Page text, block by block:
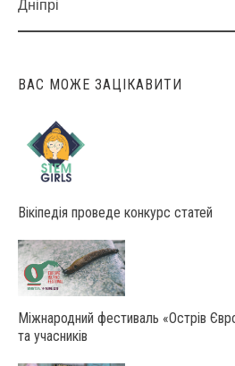
navigation
Дніпрі
ВАС МОЖЕ ЗАЦІКАВИТИ
Вікіпедія проведе конкурс статей
Міжнародний фестиваль «Острів
та учасників